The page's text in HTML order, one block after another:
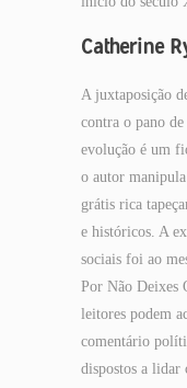
Catherine
A juxtaposição
contra o pano
evolução é um
o autor
grátis rica
e históricos. A
sociais foi ao
Por Não Deixes
leitores podem
comentário
dispostos a lidar